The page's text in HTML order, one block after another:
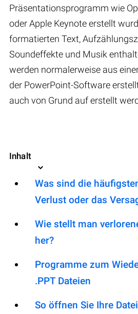
Präsentationsprogramm wie
oder Apple Keynote erstellt
formatierten Text,
Soundeffekte und Musik
werden normalerweise aus
der PowerPoint-Software
auch von Grund auf erstellt
Inhalt
Was sind die
Verlust oder das
Wie stellt man
her?
Programme zum
.PPT Dateien
So öffnen Sie Ihre